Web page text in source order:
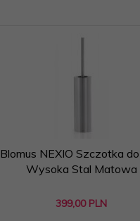
Blomus NEXIO Szczotka
Wysoka Stal Matowa
399,00 PLN